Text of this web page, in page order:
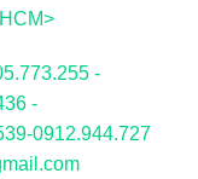
-
-
0912.944.727